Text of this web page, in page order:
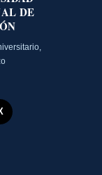
DE
- Memorias del
Twitter - MIICS UNA